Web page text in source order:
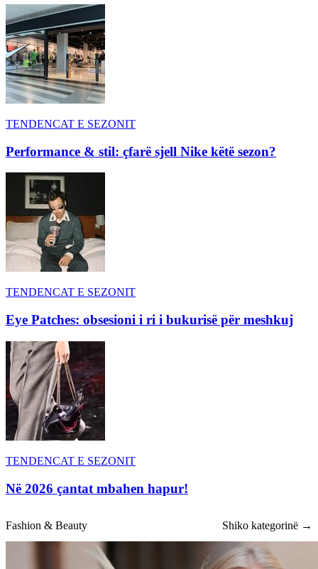
TENDENCAT E SEZONIT
Performance & stil: çfarë sjell Nike këtë sezon?
TENDENCAT E SEZONIT
Eye Patches: obsesioni i ri i bukurisë për meshkuj
TENDENCAT E SEZONIT
Në 2026 çantat mbahen hapur!
Fashion & Beauty Shiko kategorinë →